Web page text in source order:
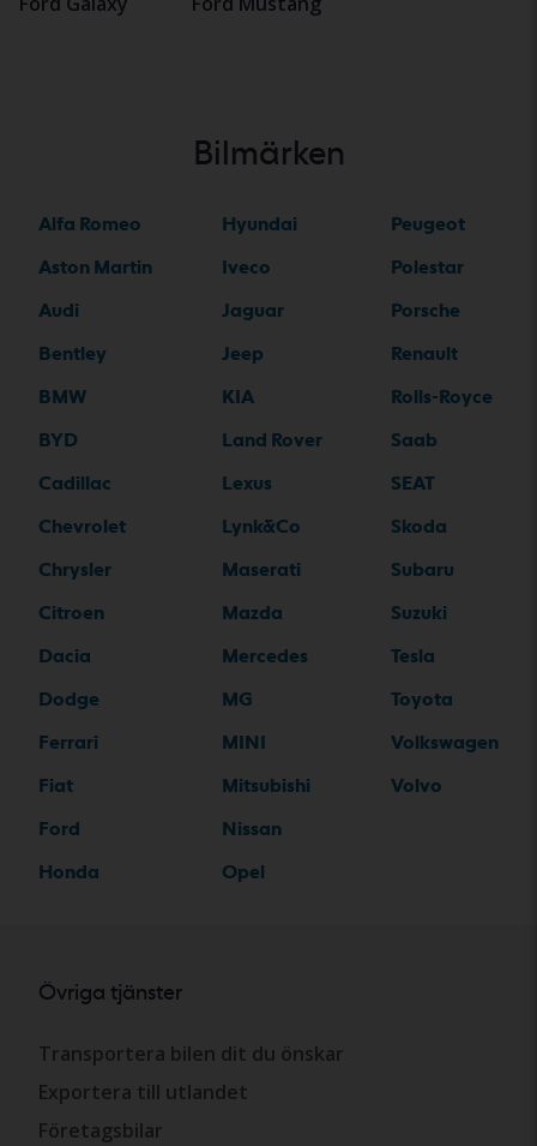
Bilmärken
Alfa Romeo
Aston Martin
Audi
Bentley
BMW
BYD
Cadillac
Chevrolet
Chrysler
Citroen
Dacia
Dodge
Ferrari
Fiat
Ford
Honda
Hyundai
Iveco
Jaguar
Jeep
KIA
Land Rover
Lexus
Lynk&Co
Maserati
Mazda
Mercedes
MG
MINI
Mitsubishi
Nissan
Opel
Peugeot
Polestar
Porsche
Renault
Rolls-Royce
Saab
SEAT
Skoda
Subaru
Suzuki
Tesla
Toyota
Volkswagen
Volvo
Övriga tjänster
Transportera bilen dit du önskar
Exportera till utlandet
Företagsbilar